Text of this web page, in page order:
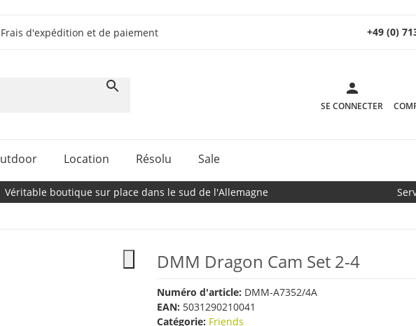
Frais d'expédition et de paiement +49 (0)
SE CONNECTER
Location Résolu Sale
Véritable boutique sur place dans le sud de l'Allemagne
DMM Dragon Cam Set 2-4
Numéro d'article: DMM-A7352/4A
EAN: 5031290210041
Catégorie: Friends